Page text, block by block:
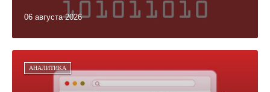
06 августа 2026
АНАЛИТИКА